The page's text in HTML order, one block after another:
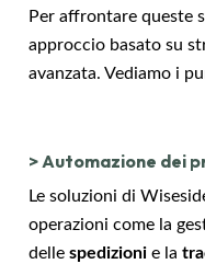
Per affrontare queste
approccio basato su
avanzata. Vediamo i
>Automazione dei
Le soluzioni di
operazioni come la
delle spedizioni e la